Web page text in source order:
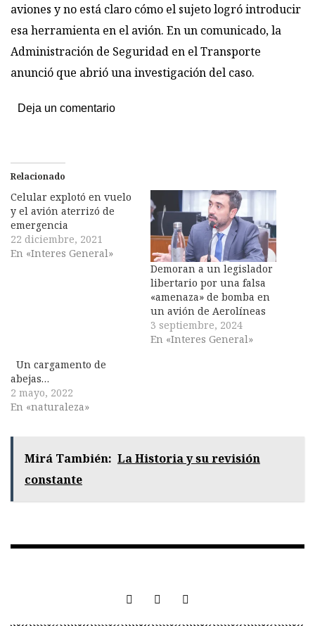
aviones y no está claro cómo el sujeto logró introducir
esa herramienta en el avión. En un comunicado, la
Administración de Seguridad en el Transporte
anunció que abrió una investigación del caso.
Deja un comentario
Relacionado
Celular explotó en vuelo
y el avión aterrizó de
emergencia
22 diciembre, 2021
En «Interes General»
Demoran a un legislador
libertario por una falsa
«amenaza» de bomba en
un avión de Aerolíneas
3 septiembre, 2024
En «Interes General»
Un cargamento de
abejas…
2 mayo, 2022
En «naturaleza»
Mirá También: La Historia y su revisión
constante